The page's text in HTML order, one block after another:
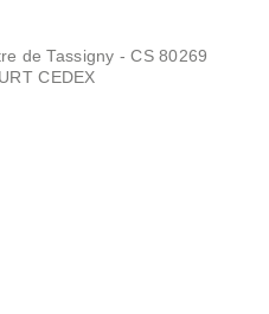
de Tassigny - CS 80269
CEDEX